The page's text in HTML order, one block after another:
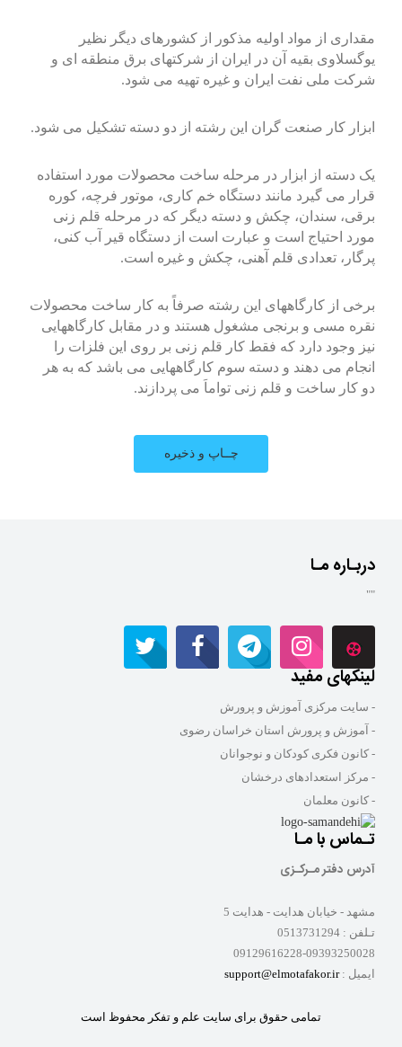
مقداری از مواد اولیه مذکور از کشورهای دیگر نظیر
یوگسلاوی بقیه آن در ایران از شرکتهای برق منطقه ای و
شرکت ملی نفت ایران و غیره تهیه می شود.
ابزار کار صنعت گران این رشته از دو دسته تشکیل می شود.
یک دسته از ابزار در مرحله ساخت محصولات مورد استفاده
قرار می گیرد مانند دستگاه خم کاری، موتور فرچه، کوره
برقی، سندان، چکش و دسته دیگر که در مرحله قلم زنی
مورد احتیاج است و عبارت است از دستگاه قیر آب کنی،
پرگار، تعدادی قلم آهنی، چکش و غیره است.
برخی از کارگاههای این رشته صرفاً به کار ساخت محصولات
نقره مسی و برنجی مشغول هستند و در مقابل کارگاههایی
نیز وجود دارد که فقط کار قلم زنی بر روی این فلزات را
انجام می دهند و دسته سوم کارگاههایی می باشد که به هر
دو کار ساخت و قلم زنی تواماَ می پردازند.
دربـاره مـا
""
لینکهای مفید
- سایت مرکزی آموزش و پرورش
- آموزش و پرورش استان خراسان رضوی
- کانون فکری کودکان و نوجوانان
- مرکز استعدادهای درخشان
- کانون معلمان
تـماس با مـا
آدرس دفتر مـرکـزی
مشهد - خیابان هدایت - هدایت 5
تـلفن : 0513731294
09129616228-09393250028
ایمیل :support@elmotafakor.ir
تمامی حقوق برای سایت علم و تفکر محفوظ است